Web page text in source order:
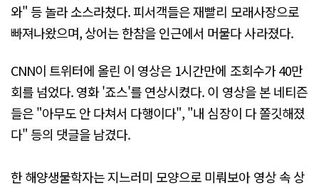
와" 등 놀라 소스라쳤다. 피서객들은 재빨리 모래사장으로
빠져나왔으며, 상어는 한참을 인근에서 머물다 사라졌다.
CNN이 트위터에 올린 이 영상은 1시간만에 조회수가 40만
회를 넘었다. 영화 '죠스'를 연상시켰다. 이 영상을 본 네티즌
들은 "아무도 안 다쳐서 다행이다", "내 심장이 다 쫄깃해졌
다" 등의 댓글을 남겼다.
한 해양생물학자는 지느러미 모양으로 미뤄보아 영상 속 상